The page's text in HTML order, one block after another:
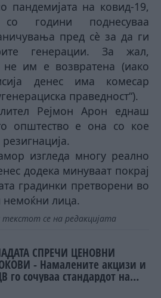
пандемијата на ковид-19,
години поднесуваа
пред сè за да ги
генерации. За жал,
не им е возвратена (иако
денес има комесар
праведност“).
Рејмон Арон еднаш
општество е она со кое
изгледа многу реално
додека минуваат покрај
та градинки претворени во
немоќни лица.
се на редакцијата
СПРЕЧИ ЦЕНОВНИ
- Намалените акцизи и
го сочуваа стандардот на